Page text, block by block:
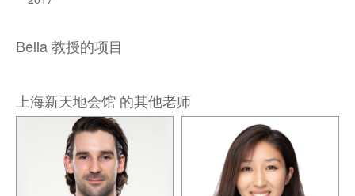
Bella 教授的项目
上海新天地会馆 的其他老师